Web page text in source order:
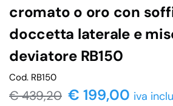
cromato o oro con
doccetta laterale e
deviatore RB150
Cod. RB150
€439,20 € 199,00 iva